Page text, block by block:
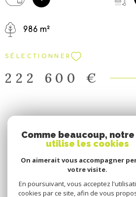
bains et un WC.A l'extérieur:un
Assainissement individuel. A
986 m²
SÉLECTIONNER
222 600 €
SE
ESPACE
Comme beaucoup,
utilise les cookies
On aimerait vous accompagner
votre visite.
En poursuivant, vous acceptez
cookies par ce site, afin de vous